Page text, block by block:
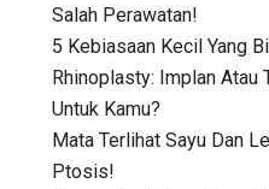
Salah Perawatan!
5 Kebiasaan Kecil Yang
Rhinoplasty: Implan Atau
Untuk Kamu?
Mata Terlihat Sayu Dan
Ptosis!